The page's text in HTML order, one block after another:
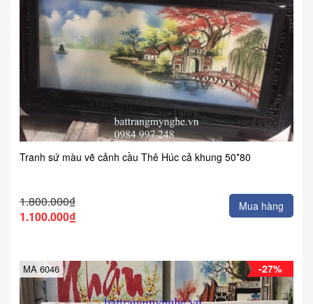
Tranh sứ màu vẽ cảnh cầu Thê Húc cả khung 50*80
1.800.000₫
1.100.000₫
Mua hàng
-27%
MA 6046